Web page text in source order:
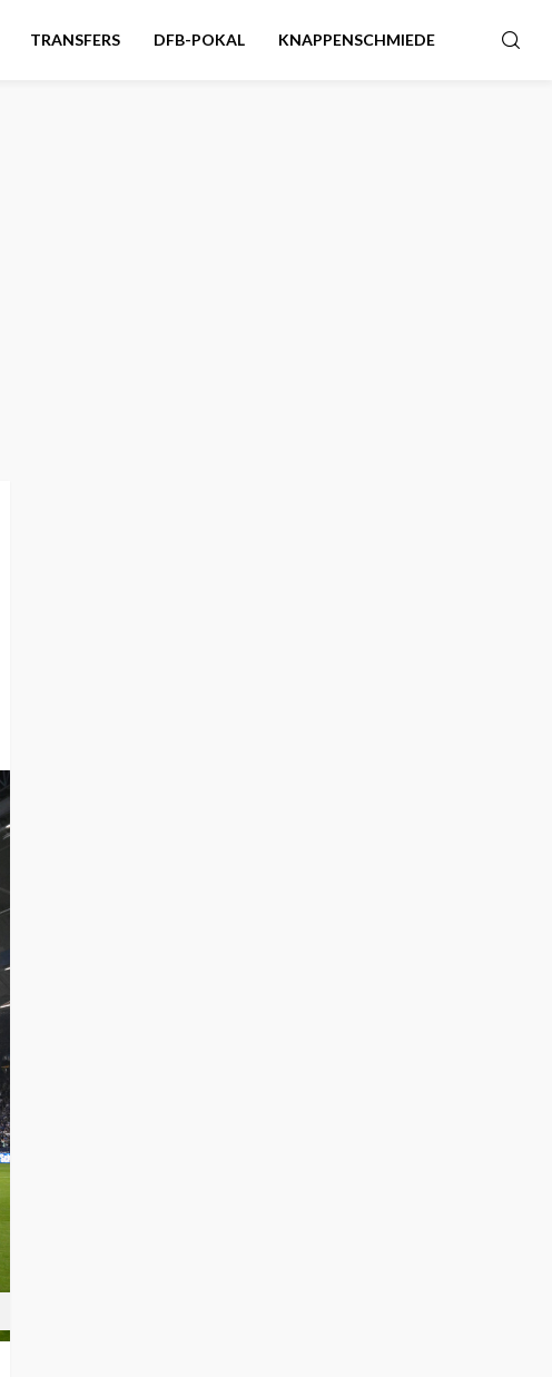
TRANSFERS DFB-POKAL KNAPPENSCHMIEDE